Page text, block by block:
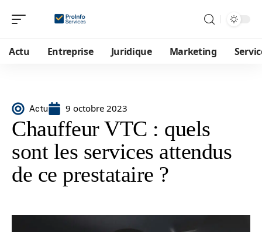
Actu Entreprise Juridique Marketing
Actu 9 octobre 2023
Chauffeur VTC : quels
sont les services attendus
de ce prestataire ?